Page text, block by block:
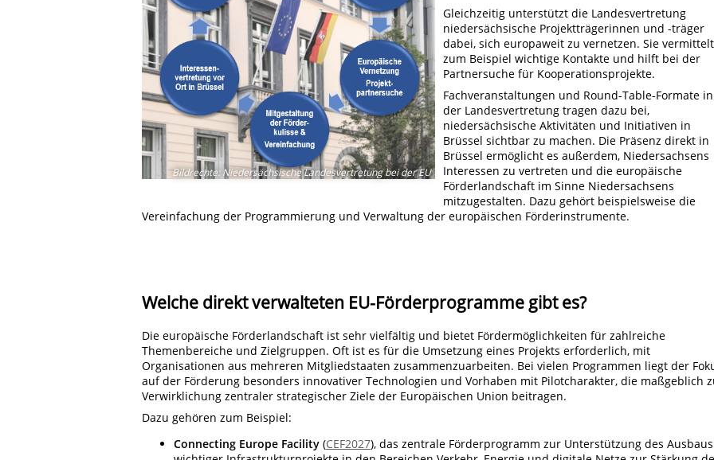
Bildrechte:Niedersächsische Landesvertretung bei der EU
Gleichzeitig unterstützt die Landesvertretung
niedersächsische Projektträgerinnen und -träger
dabei, sich europaweit zu vernetzen. Sie vermittelt
zum Beispiel wichtige Kontakte und hilft bei der
Partnersuche für Kooperationsprojekte.
Fachveranstaltungen und Round-Table-Formate in
der Landesvertretung tragen dazu bei,
niedersächsische Aktivitäten und Initiativen in
Brüssel sichtbar zu machen. Die Präsenz direkt in
Brüssel ermöglicht es außerdem, Niedersachsens
Interessen zu vertreten und die europäische
Förderlandschaft im Sinne Niedersachsens
mitzugestalten. Dazu gehört beispielsweise die
Vereinfachung der Programmierung und Verwaltung der europäischen Förderinstrumente.
Welche direkt verwalteten EU-Förderprogramme gibt es?
Die europäische Förderlandschaft ist sehr vielfältig und bietet Fördermöglichkeiten für zahlreiche
Themenbereiche und Zielgruppen. Oft ist es für die Umsetzung eines Projekts erforderlich, mit
Organisationen aus mehreren Mitgliedstaaten zusammenzuarbeiten. Bei vielen Programmen liegt der
auf der Förderung besonders innovativer Technologien und Vorhaben mit Pilotcharakter, die maßgeblich
Verwirklichung zentraler strategischer Ziele der Europäischen Union beitragen.
Dazu gehören zum Beispiel:
Connecting Europe Facility (CEF2027), das zentrale Förderprogramm zur Unterstützung des Ausbaus